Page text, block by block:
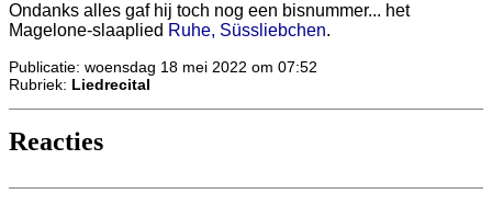
Ondanks alles gaf hij toch nog een bisnummer... het
Magelone-slaaplied Ruhe, Süssliebchen.
Publicatie: woensdag 18 mei 2022 om 07:52
Rubriek: Liedrecital
Reacties